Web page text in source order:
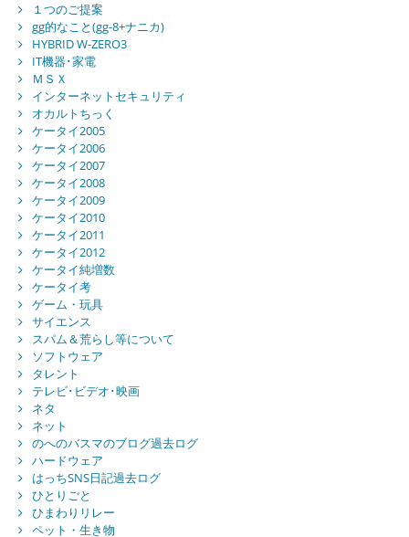
１つのご提案
gg的なこと(gg-8+ナニカ)
HYBRID W-ZERO3
IT機器･家電
ＭＳＸ
インターネットセキュリティ
オカルトちっく
ケータイ2005
ケータイ2006
ケータイ2007
ケータイ2008
ケータイ2009
ケータイ2010
ケータイ2011
ケータイ2012
ケータイ純増数
ケータイ考
ゲーム・玩具
サイエンス
スパム＆荒らし等について
ソフトウェア
タレント
テレビ･ビデオ･映画
ネタ
ネット
のへのバスマのブログ過去ログ
ハードウェア
はっちSNS日記過去ログ
ひとりごと
ひまわりリレー
ペット・生き物